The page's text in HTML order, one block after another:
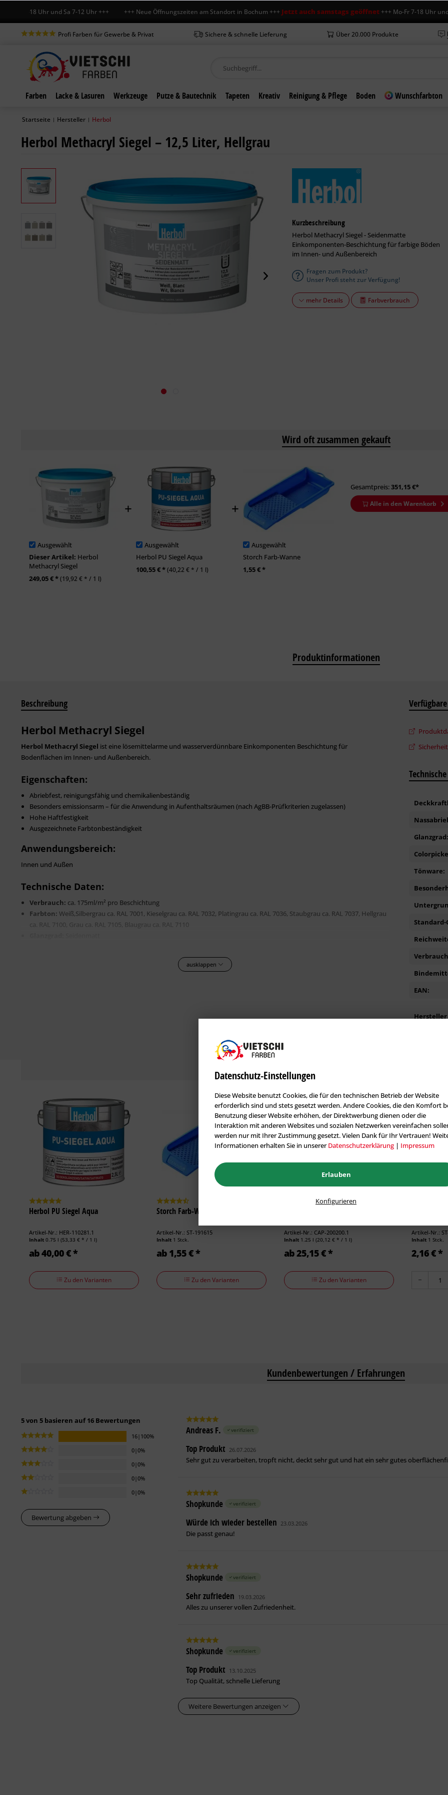
7-18 Uhr und Sa 7-12 Uhr +++ +++ Neue Öffnungszeiten am Standort in Bochum +++Jetzt auch samstags geöffnet+++ Mo-Fr 7-18 Uhr und Sa
Profi Farben für Gewerbe & Privat Sichere & schnelle Lieferung Über 20.000 Produkte
Farben Lacke & Lasuren Werkzeuge Putze & Bautechnik Tapeten Kreativ Reinigung & Pflege Boden Wunschfarbton
Startseite | Hersteller | Herbol
Herbol Methacryl Siegel – 12,5 Liter, Hellgrau
Kurzbeschreibung
Herbol Methacryl Siegel - Seidenmatte
Einkomponenten-Beschichtung für farbige Böden
im Innen- und Außenbereich
Fragen zum Produkt?
Unser Profi steht zur Verfügung!
mehr Details Farbverbrauch
Wird oft zusammen gekauft
Ausgewählt
Dieser Artikel: Herbol
Methacryl Siegel
249,05 € *(19,92 € * / 1 l)
Ausgewählt
Herbol PU Siegel Aqua
100,55 € *(40,22 € * / 1 l)
Ausgewählt
Storch Farb-Wanne
1,55 € *
Gesamtpreis:351,15€*
Alle in den Warenkorb
Produktinformationen
Beschreibung
Herbol Methacryl Siegel
Herbol Methacryl Siegel ist eine lösemittelarme und wasserverdünnbare Einkomponenten Beschichtung für
Bodenflächen im Innen- und Außenbereich.
Eigenschaften:
Abriebfest, reinigungsfähig und chemikalienbeständig
Besonders emissionsarm – für die Anwendung in Aufenthaltsräumen (nach AgBB-Prüfkriterien zugelassen)
Hohe Haftfestigkeit
Ausgezeichnete Farbtonbeständigkeit
Anwendungsbereich:
Innen und Außen
Technische Daten:
Verbrauch: ca. 175ml/m² pro Beschichtung
Farbton: Weiß,Silbergrau ca. RAL 7001, Kieselgrau ca. RAL 7032, Platingrau ca. RAL 7036, Staubgrau ca. RAL 7037, Hellgrau
ca. RAL 7100, Grau ca. RAL 7105, Blaugrau ca. RAL 7110
Regenfest und überarbeitbar nach ca. 6 Stunden; trittfest nach ca. 12 Stunden; voll belastbar nach ca. 7
Der Untergrund muss fest, sauber, tragfähig, trocken und frei von Ausblühungen, Pilzbefall, Mehlkornschichten,
Weitere technische Details und Hinweise zur Verarbeitung können Sie dem Produktdatenblatt entnehmen.
ausklappen
Glanzgrad:
Tönware:
Standard-
EAN:
Hersteller
Kunden kauften auch diese Produkte
Herbol PU Siegel Aqua
Artikel-Nr.: HER-110281.1
Inhalt 0.75 l (53,33 € * / 1 l)
ab 40,00 € *
Zu den Varianten
Storch Farb-Wanne
Artikel-Nr.: ST-191615
Inhalt 1 Stck.
ab 1,55 € *
Zu den Varianten
Artikel-Nr.: CAP-200200.1
Inhalt 1.25 l (20,12 € * / 1 l)
ab 25,15 € *
Zu den Varianten
Storch
Artikel-Nr.:
Inhalt 1 Stck.
2,16 € *
Kundenbewertungen / Erfahrungen
5 von 5 basieren auf 16 Bewertungen
16|100%
0|0%
0|0%
0|0%
0|0%
Bewertung abgeben
Andreas F. verifiziert
Top Produkt 26.07.2026
Sehr gut zu verarbeiten, tropft nicht, deckt sehr gut und hat ein sehr gutes
Shopkunde verifiziert
Würde ich wieder bestellen 23.03.2026
Die passt genau!
Shopkunde verifiziert
Sehr zufrieden 19.03.2026
Alles zu unserer vollen Zufriedenheit.
Shopkunde verifiziert
Top Produkt 13.10.2025
Top Qualität, schnelle Lieferung
Weitere Bewertungen anzeigen
Datenschutz-Einstellungen
Diese Website benutzt Cookies, die für den technischen Betrieb der Website
erforderlich sind und stets gesetzt werden. Andere Cookies, die den Komfort
Benutzung dieser Website erhöhen, der Direktwerbung dienen oder die
Interaktion mit anderen Websites und sozialen Netzwerken vereinfachen
werden nur mit Ihrer Zustimmung gesetzt. Vielen Dank für Ihr Vertrauen!
Informationen erhalten Sie in unsererDatenschutzerklärung | Impressum
Erlauben
Konfigurieren